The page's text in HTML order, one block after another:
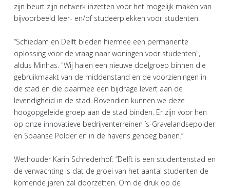
zijn beurt zijn netwerk inzetten voor het mogelijk maken van
bijvoorbeeld leer- en/of studeerplekken voor studenten.
“Schiedam en Delft bieden hiermee een permanente
oplossing voor de vraag naar woningen voor studenten",
aldus Minhas. "Wij halen een nieuwe doelgroep binnen die
gebruikmaakt van de middenstand en de voorzieningen in
de stad en die daarmee een bijdrage levert aan de
levendigheid in de stad. Bovendien kunnen we deze
hoogopgeleide groep aan de stad binden. Er zijn voor hen
op onze innovatieve bedrijventerreinen ’s-Gravelandsepolder
en Spaanse Polder en in de havens genoeg banen.”
Wethouder Karin Schrederhof: “Delft is een studentenstad en
de verwachting is dat de groei van het aantal studenten de
komende jaren zal doorzetten. Om de druk op de